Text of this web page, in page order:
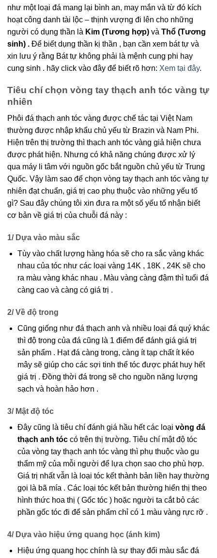
như một loại đá mang lại bình an, may mắn và từ đó kích
hoạt công danh tài lộc – thịnh vượng đi lên cho những
người có dụng thần là Kim (Tương hợp) và Thổ (Tương
sinh) . Để biết dụng thần kị thần , bạn cần xem bát tự và
xin lưu ý rằng Bát tự không phải là mệnh cung phi hay
cung sinh . hãy click vào đây để biết rõ hơn: Xem tại đây.
Tiêu chí chọn vòng tay thạch anh tóc vàng tự
nhiên
Phôi đá thạch anh tóc vàng được chế tác tại Việt Nam
thường được nhập khẩu chủ yếu từ Brazin và Nam Phi.
Hiện trên thị trường thì thạch anh tóc vàng giả hiện chưa
được phát hiện. Nhưng có khả năng chúng được xử lý
qua máy li tâm với nguồn gốc bắt nguồn chủ yếu từ Trung
Quốc. Vậy làm sao để chọn vòng tay thạch anh tóc vàng tự
nhiên đạt chuẩn, giá trị cao phụ thuộc vào những yếu tố
gì? Sau đây chúng tôi xin đưa ra một số yếu tố nhận biết
cơ bản về giá trị của chuỗi đá này :
1/ Dựa vào màu sắc
Tùy vào chất lượng hàng hóa sẽ cho ra sắc vàng khác
nhau của tóc như các loại vàng 14K , 18K , 24K sẽ cho
ra màu vàng khác nhau . Màu vàng càng đậm thì tuổi đá
càng cao và càng có giá trị .
2/ Về độ trong
Cũng giống như đá thạch anh và nhiều loại đá quý khác
thì độ trong của đá cũng là 1 điểm để đánh giá giá trị
sản phẩm . Hạt đá càng trong, càng ít tạp chất ít kéo
mây sẽ giúp cho các sợi tinh thể tóc được phát huy hết
giá trị . Đồng thời đá trong sẽ cho nguồn năng lượng
sạch và hoàn hảo hơn .
3/ Mật độ tóc
Đây cũng là tiêu chí đánh giá hầu hết các loại vòng đá
thạch anh tóccó trên thị trường. Tiêu chí mật độ tóc
của vòng tay thạch anh tóc vàng thì phụ thuộc vào gu
thẩm mỹ của mỗi người để lựa chọn sao cho phù hợp.
Giá trị nhất vẫn là loại tóc kết thành bản liền hay thường
gọi là bã mía . Các loại tóc kết bản thường hiển thị theo
hình thức hoa thị ( Gốc tóc ) hoặc người ta cắt bỏ các
phần gốc tóc đi để sản phẩm chỉ có 1 màu vàng rực rỡ .
4/ Dựa vào hiệu ứng quang học (ánh kim)
Hiệu ứng quang học chính là sự thay đổi màu sắc đá